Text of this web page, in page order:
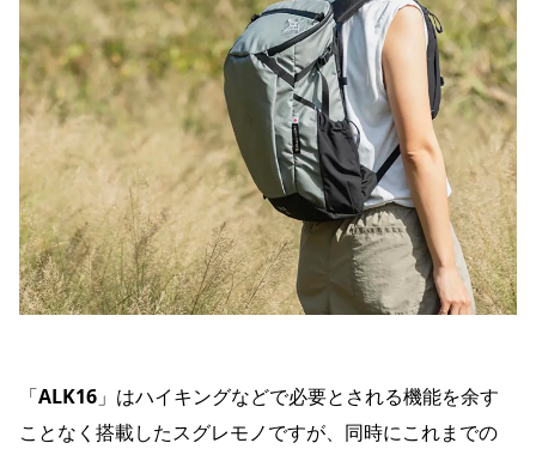
「ALK16 」はハイキングなどで必要とされる機能を余す
ことなく搭載したスグレモノですが、同時にこれまでの